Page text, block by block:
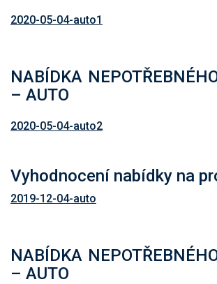
2020-05-04-auto1
NABÍDKA
– AUTO
2020-05-04-auto2
Vyhodnocení nabídky na
2019-12-04-auto
NABÍDKA
– AUTO